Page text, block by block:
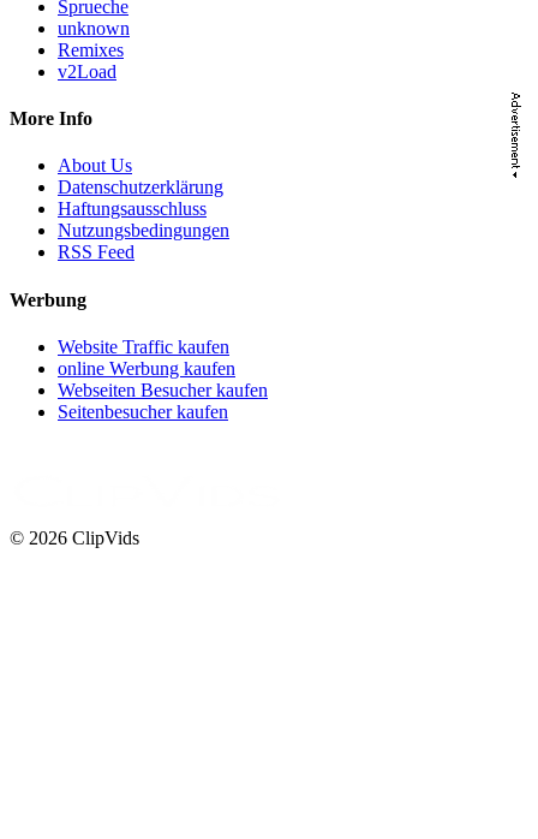
Sprueche
unknown
Remixes
v2Load
More Info
About Us
Datenschutzerklärung
Haftungsausschluss
Nutzungsbedingungen
RSS Feed
Werbung
Website Traffic kaufen
online Werbung kaufen
Webseiten Besucher kaufen
Seitenbesucher kaufen
© 2026 ClipVids